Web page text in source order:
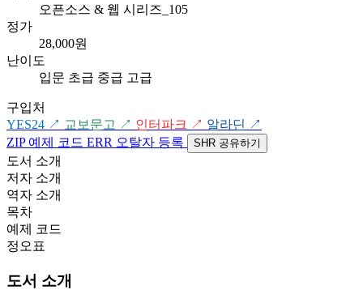
오픈소스 & 웹 시리즈_105
정가
28,000원
난이도
입문 초급 중급 고급
구입처
YES24 ↗ 교보문고 ↗ 인터파크 ↗ 알라딘 ↗
ZIP예제 코드 ERR 오탈자 등록 SHR 공유하기
도서 소개
저자 소개
역자 소개
목차
예제 코드
정오표
도서 소개